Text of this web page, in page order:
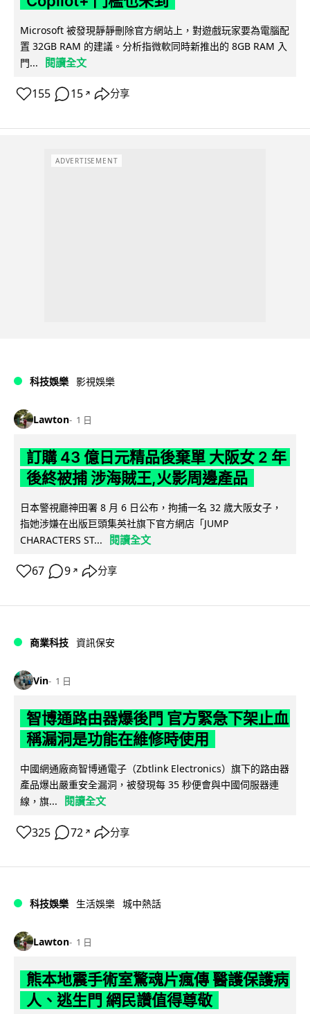
Microsoft 被發現靜靜刪除官方網站上，對遊戲玩家要為電腦配
置 32GB RAM 的建議。分析指微軟同時新推出的 8GB RAM 入
門...
閱讀全文
155 15 ↗ 分享
ADVERTISEMENT
科技娛樂 影視娛樂
Lawton 1 日
訂購 43 億日元精品後棄單 大阪女 2 年
後終被捕 涉海賊王,火影周邊產品
日本警視廳神田署 8 月 6 日公布，拘捕一名 32 歲大阪女子，
指她涉嫌在出版巨頭集英社旗下官方網店「JUMP
CHARACTERS ST...
閱讀全文
67 9 ↗ 分享
商業科技 資訊保安
Vin 1 日
智博通路由器爆後門 官方緊急下架止血
稱漏洞是功能在維修時使用
中國網通廠商智博通電子（Zbtlink Electronics）旗下的路由器
產品爆出嚴重安全漏洞，被發現每 35 秒便會與中國伺服器連
線，旗...
閱讀全文
325 72 ↗ 分享
科技娛樂 生活娛樂 城中熱話
Lawton 1 日
熊本地震手術室驚魂片瘋傳 醫護保護病
人、逃生門 網民讚值得尊敬